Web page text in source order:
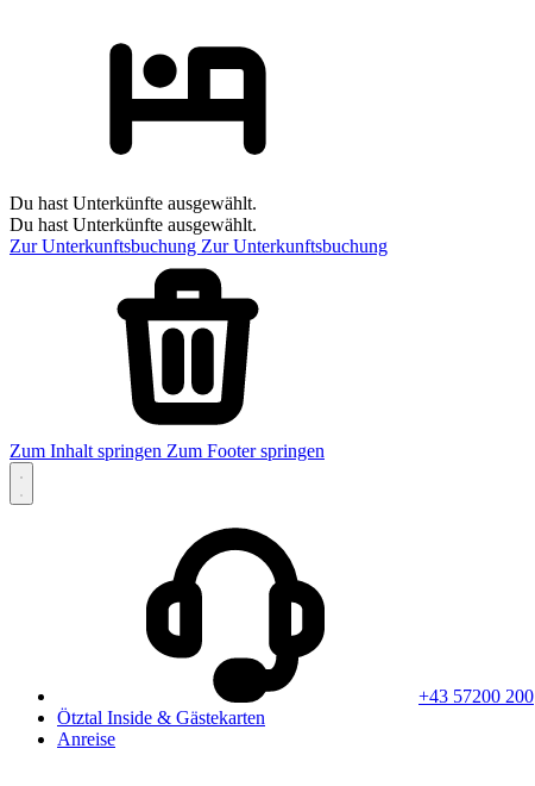
Du hast Unterkünfte ausgewählt.
Du hast Unterkünfte ausgewählt.
Zur Unterkunftsbuchung Zur Unterkunftsbuchung
Zum Inhalt springen Zum Footer springen
+43 57200 200
Ötztal Inside & Gästekarten
Anreise